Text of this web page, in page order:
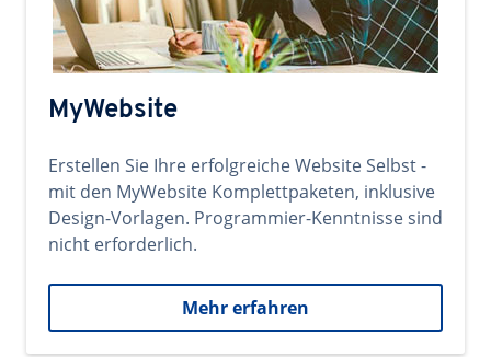
MyWebsite
Erstellen Sie Ihre erfolgreiche Website Selbst -
mit den MyWebsite Komplettpaketen, inklusive
Design-Vorlagen. Programmier-Kenntnisse sind
nicht erforderlich.
Mehr erfahren